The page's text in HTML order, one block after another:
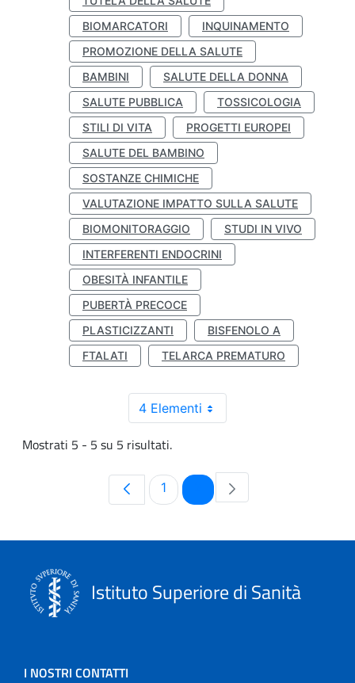
BIOMARCATORI
INQUINAMENTO
PROMOZIONE DELLA SALUTE
BAMBINI
SALUTE DELLA DONNA
SALUTE PUBBLICA
TOSSICOLOGIA
STILI DI VITA
PROGETTI EUROPEI
SALUTE DEL BAMBINO
SOSTANZE CHIMICHE
VALUTAZIONE IMPATTO SULLA SALUTE
BIOMONITORAGGIO
STUDI IN VIVO
INTERFERENTI ENDOCRINI
OBESITÀ INFANTILE
PUBERTÀ PRECOCE
PLASTICIZZANTI
BISFENOLO A
FTALATI
TELARCA PREMATURO
4 Elementi
Mostrati 5 - 5 su 5 risultati.
Pagina
1 Pagina
Istituto Superiore di Sanità
I NOSTRI CONTATTI